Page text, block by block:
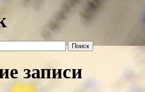
записи